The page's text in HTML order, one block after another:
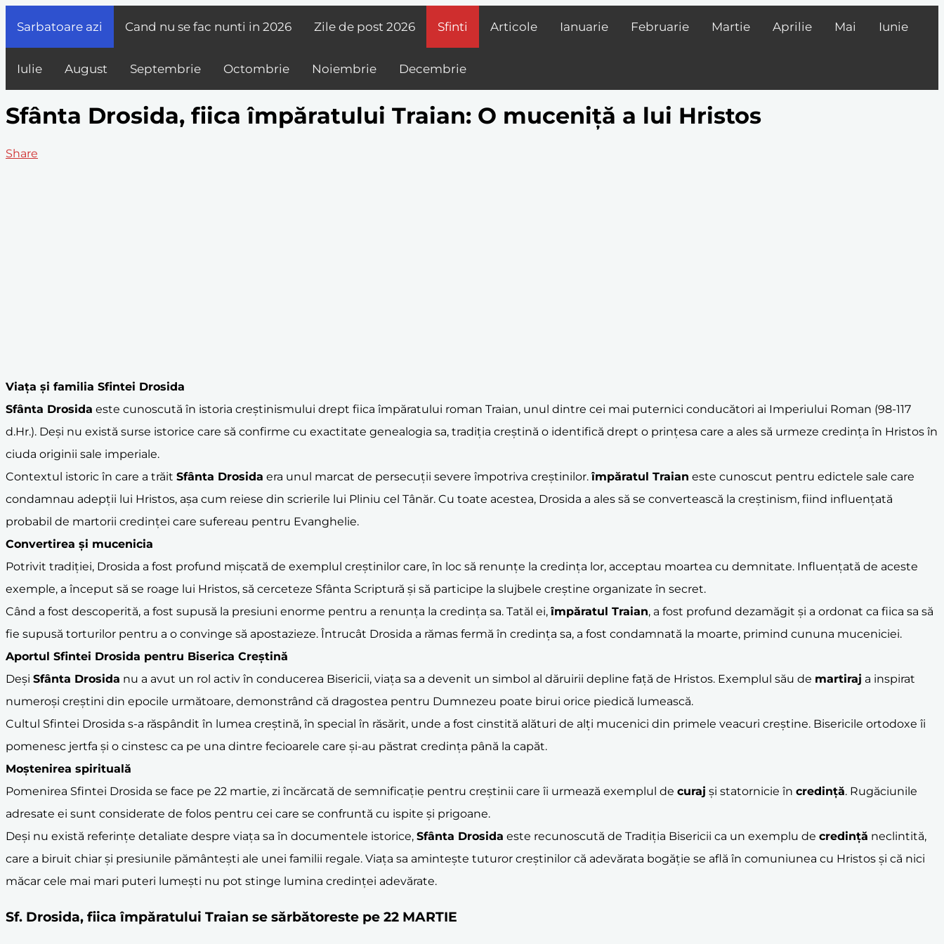
Sarbatoare azi Cand nu se fac nunti in 2026 Zile de post 2026 Sfinti Articole Ianuarie Februarie Martie Aprilie Mai Iunie
Iulie August Septembrie Octombrie Noiembrie Decembrie
Sfânta Drosida, fiica împăratului Traian: O muceniță a lui Hristos
Share
Viața și familia Sfintei Drosida
Sfânta Drosida este cunoscută în istoria creștinismului drept fiica împăratului roman Traian, unul dintre cei mai puternici conducători ai Imperiului Roman (98-117
d.Hr.). Deși nu există surse istorice care să confirme cu exactitate genealogia sa, tradiția creștină o identifică drept o prințesa care a ales să urmeze credința în Hristos în
ciuda originii sale imperiale.
Contextul istoric în care a trăit Sfânta Drosida era unul marcat de persecuții severe împotriva creștinilor. împăratul Traian este cunoscut pentru edictele sale care
condamnau adepții lui Hristos, așa cum reiese din scrierile lui Pliniu cel Tânăr. Cu toate acestea, Drosida a ales să se convertească la creștinism, fiind influențată
probabil de martorii credinței care sufereau pentru Evanghelie.
Convertirea și mucenicia
Potrivit tradiției, Drosida a fost profund mișcată de exemplul creștinilor care, în loc să renunțe la credința lor, acceptau moartea cu demnitate. Influențată de aceste
exemple, a început să se roage lui Hristos, să cerceteze Sfânta Scriptură și să participe la slujbele creștine organizate în secret.
Când a fost descoperită, a fost supusă la presiuni enorme pentru a renunța la credința sa. Tatăl ei, împăratul Traian, a fost profund dezamăgit și a ordonat ca fiica sa să
fie supusă torturilor pentru a o convinge să apostazieze. Întrucât Drosida a rămas fermă în credința sa, a fost condamnată la moarte, primind cununa muceniciei.
Aportul Sfintei Drosida pentru Biserica Creștină
Deși Sfânta Drosida nu a avut un rol activ în conducerea Bisericii, viața sa a devenit un simbol al dăruirii depline față de Hristos. Exemplul său de martiraj a inspirat
numeroși creștini din epocile următoare, demonstrând că dragostea pentru Dumnezeu poate birui orice piedică lumească.
Cultul Sfintei Drosida s-a răspândit în lumea creștină, în special în răsărit, unde a fost cinstită alături de alți mucenici din primele veacuri creștine. Bisericile ortodoxe îi
pomenesc jertfa și o cinstesc ca pe una dintre fecioarele care și-au păstrat credința până la capăt.
Moștenirea spirituală
Pomenirea Sfintei Drosida se face pe 22 martie, zi încărcată de semnificație pentru creștinii care îi urmează exemplul de curaj și statornicie în credință. Rugăciunile
adresate ei sunt considerate de folos pentru cei care se confruntă cu ispite și prigoane.
Deși nu există referințe detaliate despre viața sa în documentele istorice, Sfânta Drosida este recunoscută de Tradiția Bisericii ca un exemplu de credință neclintită,
care a biruit chiar și presiunile pământești ale unei familii regale. Viața sa amintește tuturor creștinilor că adevărata bogăție se află în comuniunea cu Hristos și că nici
măcar cele mai mari puteri lumești nu pot stinge lumina credinței adevărate.
Sf. Drosida, fiica împăratului Traian se sărbătoreste pe 22 MARTIE